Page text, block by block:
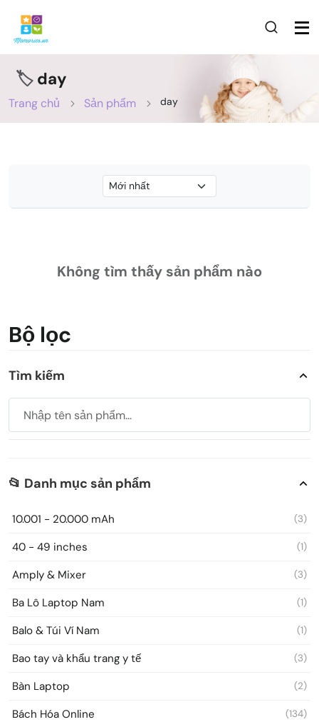
🏷️ day
Trang chủ Sản phẩm day
Không tìm thấy sản phẩm nào
Bộ lọc
Tìm kiếm
📂 Danh mục sản phẩm
10.001 - 20.000 mAh (3)
40 - 49 inches (1)
Amply & Mixer (3)
Ba Lô Laptop Nam (1)
Balo & Túi Ví Nam (1)
Bao tay và khẩu trang y tế (3)
Bàn Laptop (2)
Bách Hóa Online (134)